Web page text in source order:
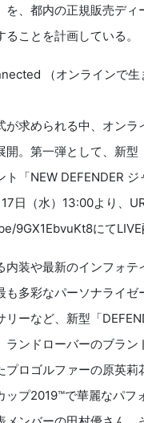
を、都内の正規販売ディ
ることを計画している。
（オンラインで生
が求められる中、オンラ
開。第一弾として、新型
ト「NEW DEFENDER
日（水）13:00より、
9GX1EbvuKt8にてLIVE
内装や最新のインフォテ
も多彩なパーソナライゼ
リーなど、新型「
ランドローバーのブラン
プロゴルファーの原英莉
ップ2019™で華麗なパフ